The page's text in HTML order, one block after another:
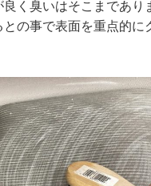
く臭いはそこまであり
の事で表面を重点的に